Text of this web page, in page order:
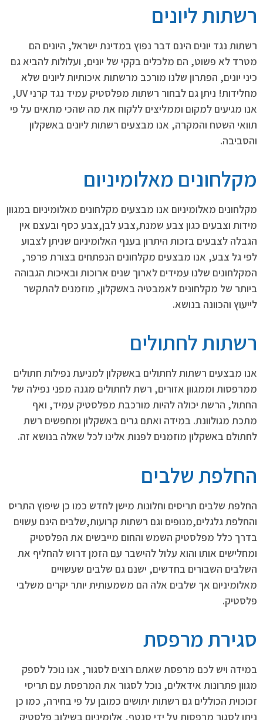
רשתות ליונים
רשתות נגד יונים הינם דבר נפוץ במדינת ישראל, היונים הם
מטרד לא פשוט, הם מלכלים בקקי של יונים, ועלולות להביא גם
כיני יונים, הפתרון שלנו מורכב מרשתות איכותיות ליונים שלא
מחלידות! ניתן גם לבחור רשתות מפלסטיק עמיד נגד קרני UV,
אנו מגיעים למקום וממליצים ללקוח את מה שהכי מתאים על פי
תוואי השטח והמקרה, אנו מבצעים רשתות ליונים באשקלון
והסביבה.
מקלחונים מאלומיניום
מקלחונים מאלומיניום אנו מבצעים מקלחונים מאלומיניום במגוון
מידות וצבעים כגון צבע שמנת,צבע לבן,צבע כסף ובעצם אין
הגבלה לצבעים בזכות היתרון בענף האלומיניום שניתן לצבוע
לפי גל צבע, אנו מבצעים מקלחונים הנפתחים בצורת פרפר,
המקלחונים שלנו עמידים לארוך שנים ארוכות ובאיכות הגבוהה
ביותר של מקלחונים לאמבטיה באשקלון, מוזמנים להתקשר
לייעוץ והכוונה בנושא.
רשתות לחתולים
אנו מבצעים רשתות לחתולים באשקלון למניעת נפילות חתולים
ממרפסות וממגוון אזורים, רשת לחתולים מגנה מפני נפילה של
החתול, הרשת יכולה להיות מורכבת מפלסטיק עמיד, ואף
מתכת מגולוונת. במידה ואתם גרים באשקלון ומחפשים רשת
לחתולם באשקלון מוזמנים לפנות אלינו לכל שאלה בנושא זה.
החלפת שלבים
החלפת שלבים תריסים וחלונות מישן לחדש כמו כן שיפוץ התריס
והחלפת גלגלים,מנופים וגם רשתות קרועות,שלבים הינם עשוים
בדרך כלל מפלסטיק השמש והחום מייבשים את הפלסטיק
ומחלישים אותו והוא עלול להישבר עם הזמן דרוש להחליף את
השלבים השבורים בחדשים, ישנם גם שלבים שעשויים
מאלומיניום אך שלבים אלה הם משמעותית יותר יקרים משלבי
פלסטיק.
סגירת מרפסת
במידה ויש לכם מרפסת שאתם רוצים לסגור, אנו נוכל לספק
מגוון פתרונות אידאלים, נוכל לסגור את המרפסת עם תריסי
זכוכוית הכוללים גם רשתות יתושים כמובן על פי בחירה, כמו כן
ניתן לסגור מרפסות על ידי סנטף, אלומיניום בשילוב פלסטיק